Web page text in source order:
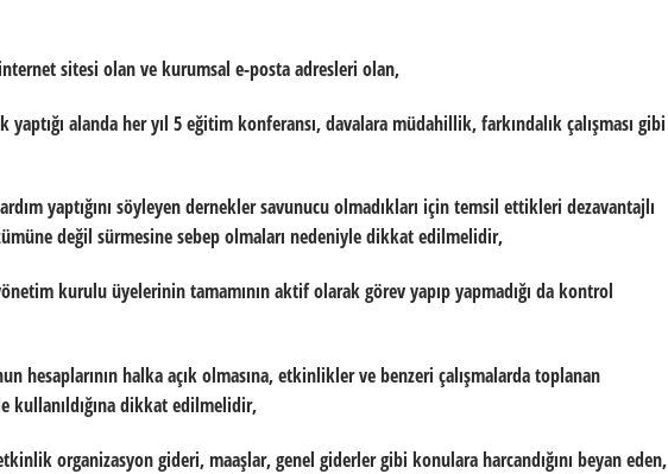
sitesi olan ve kurumsal e-posta adresleri olan,
yaptığı alanda her yıl 5 eğitim konferansı, davalara müdahillik, farkındalık çalışması gibi
yaptığını söyleyen dernekler savunucu olmadıkları için temsil ettikleri dezavantajlı
değil sürmesine sebep olmaları nedeniyle dikkat edilmelidir,
kurulu üyelerinin tamamının aktif olarak görev yapıp yapmadığı da kontrol
hesaplarının halka açık olmasına, etkinlikler ve benzeri çalışmalarda toplanan
kullanıldığına dikkat edilmelidir,
organizasyon gideri, maaşlar, genel giderler gibi konulara harcandığını beyan eden,